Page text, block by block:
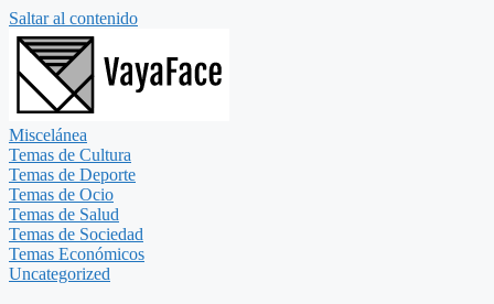
Saltar al contenido
Miscelánea
Temas de Cultura
Temas de Deporte
Temas de Ocio
Temas de Salud
Temas de Sociedad
Temas Económicos
Uncategorized